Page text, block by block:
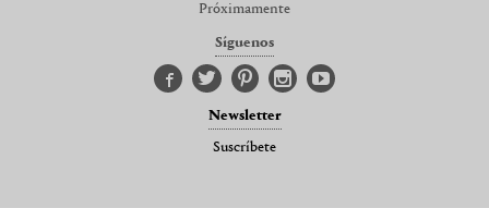
Próximamente
Síguenos
Newsletter
Suscríbete